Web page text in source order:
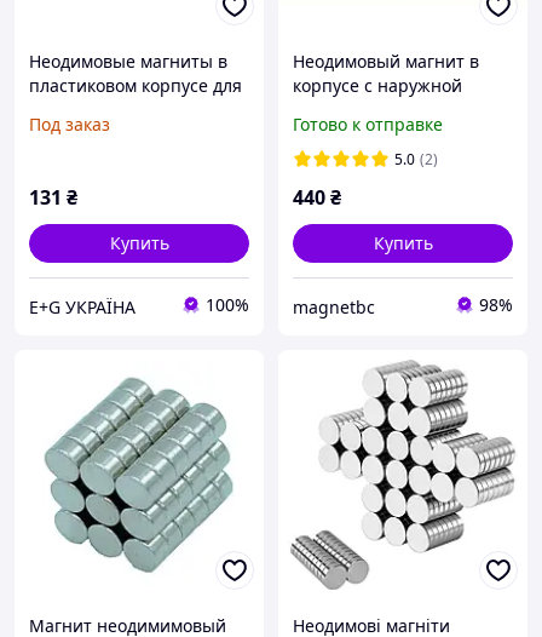
Неодимовые магниты в
пластиковом корпусе для
доскам F 10-35 Н GN 53.1-
Под заказ
131 ₴
Купить
E+G УКРАЇНА 100%
Неодимовый магнит в
корпусе с наружной
МОЩНЫЙ Сила 68 кг
Готово к отправке
5.0 (2)
440₴
Купить
magnetbc 98%
Магнит неодимимовый
Неодимові магніти